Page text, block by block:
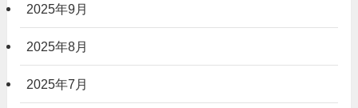
2025年9月
2025年8月
2025年7月